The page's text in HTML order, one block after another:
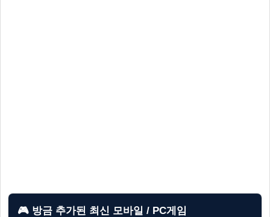
🎮 방금 추가된 최신 모바일 / PC게임